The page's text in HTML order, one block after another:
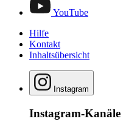
YouTube
Hilfe
Kontakt
Inhaltsübersicht
Instagram
Instagram-Kanäle